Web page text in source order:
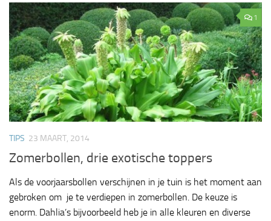
1
TIPS 23 MAART, 2014
Zomerbollen, drie exotische toppers
Als de voorjaarsbollen verschijnen in je tuin is het moment aan
gebroken om je te verdiepen in zomerbollen. De keuze is
enorm. Dahlia’s bijvoorbeeld heb je in alle kleuren en diverse